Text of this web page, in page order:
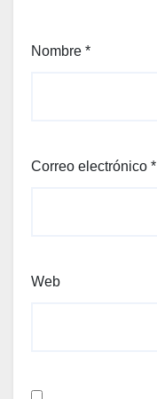
Nombre *
Correo electrónico *
Web